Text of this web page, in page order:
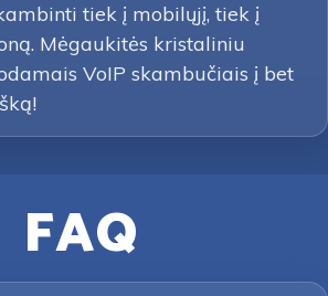
tiek į mobilųjį, tiek į
Mėgaukitės kristaliniu
VoIP skambučiais į bet
FAQ